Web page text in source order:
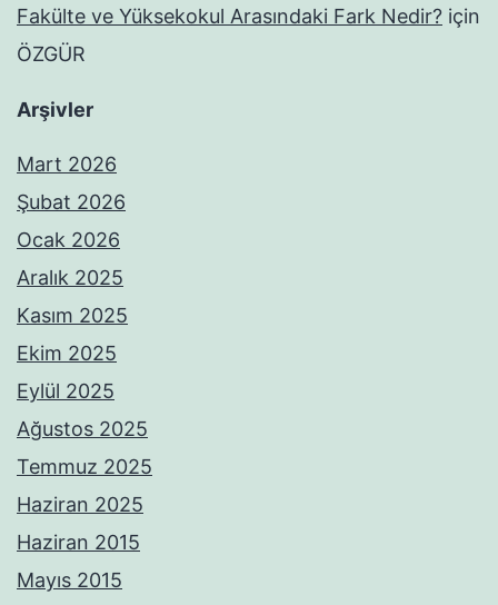
Fakülte ve Yüksekokul Arasındaki Fark Nedir? için
ÖZGÜR
Arşivler
Mart 2026
Şubat 2026
Ocak 2026
Aralık 2025
Kasım 2025
Ekim 2025
Eylül 2025
Ağustos 2025
Temmuz 2025
Haziran 2025
Haziran 2015
Mayıs 2015